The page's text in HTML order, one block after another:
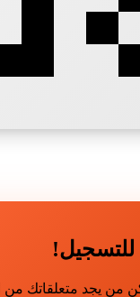
للتسجيل!
من يجد متعلقاتك